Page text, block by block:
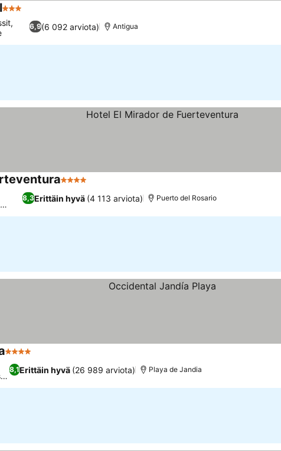
3 Tähtiluokitus
6,9(6 092 arviota) Antigua
4 Tähtiluokitus
8,3Erittäin hyvä (4 113 arviota) Puerto del Rosario
4 Tähtiluokitus
8,1Erittäin hyvä (26 989 arviota) Playa de Jandia